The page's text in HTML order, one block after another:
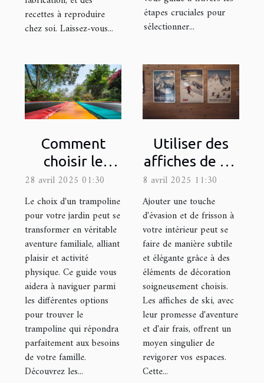
recettes à reproduire
chez soi. Laissez-vous...
étapes cruciales pour
sélectionner...
Comment
choisir le
trampoline
idéal pour
votre jardin
28 avril 2025 01:30
Le choix d'un trampoline
pour votre jardin peut se
transformer en véritable
aventure familiale, alliant
plaisir et activité
physique. Ce guide vous
aidera à naviguer parmi
les différentes options
pour trouver le
trampoline qui répondra
parfaitement aux besoins
de votre famille.
Découvrez les...
Utiliser des
affiches de ski
pour ajouter
une touche
d'aventure à
votre déco
8 avril 2025 11:30
Ajouter une touche
d'évasion et de frisson à
votre intérieur peut se
faire de manière subtile
et élégante grâce à des
éléments de décoration
soigneusement choisis.
Les affiches de ski, avec
leur promesse d'aventure
et d'air frais, offrent un
moyen singulier de
revigorer vos espaces.
Cette...